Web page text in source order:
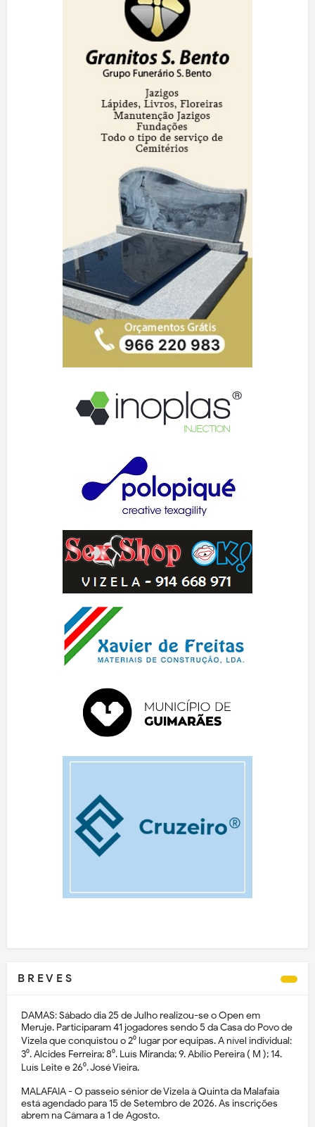
B R E V E S
DAMAS: Sábado dia 25 de Julho realizou-se o Open em
Meruje. Participaram 41 jogadores sendo 5 da Casa do Povo de
Vizela que conquistou o 2⁰ lugar por equipas. A nível individual:
3⁰. Alcides Ferreira; 8⁰. Luís Miranda; 9. Abílio Pereira ( M ); 14.
Luís Leite e 26⁰. José Vieira.
MALAFAIA - O passeio sénior de Vizela à Quinta da Malafaia
está agendado para 15 de Setembro de 2026. As inscrições
abrem na Câmara a 1 de Agosto.